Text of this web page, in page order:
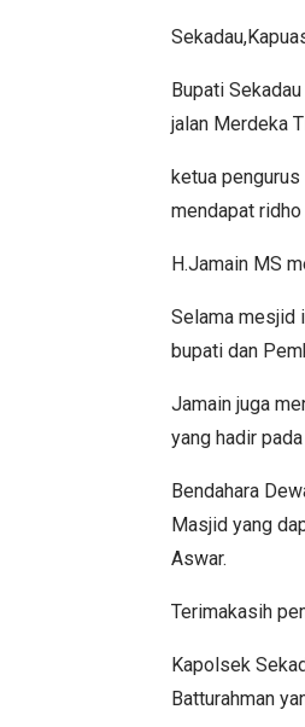
Bupati
jalan Merdeka
ketua
mendapat ridho
H.Jamain MS
Selama mesjid
bupati dan
Jamain juga
yang hadir
Bendahara
Masjid yang
Aswar.
Terimakasih
Kapolsek
Batturahman